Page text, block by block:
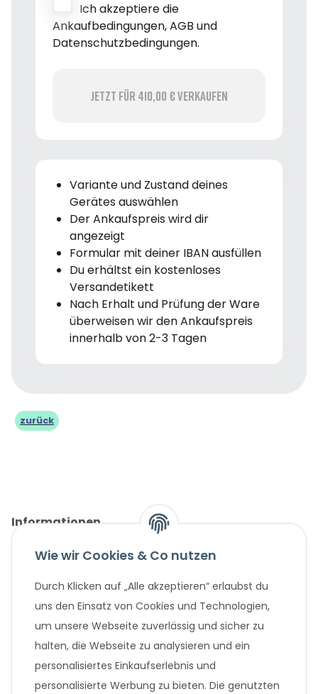
Ich akzeptiere die
Ankaufbedingungen, AGB und
Datenschutzbedingungen.
Jetzt für 410,00 € verkaufen
Variante und Zustand deines
Gerätes auswählen
Der Ankaufspreis wird dir
angezeigt
Formular mit deiner IBAN ausfüllen
Du erhältst ein kostenloses
Versandetikett
Nach Erhalt und Prüfung der Ware
überweisen wir den Ankaufspreis
innerhalb von 2-3 Tagen
zurück
Informationen
Gesetzliche Informationen
Unternehmen
Beliebte Angebote
Wie wir Cookies & Co nutzen
Durch Klicken auf „Alle akzeptieren“ erlaubst du
uns den Einsatz von Cookies und Technologien,
um unsere Webseite zuverlässig und sicher zu
halten, die Webseite zu analysieren und ein
personalisiertes Einkaufserlebnis und
personalisierte Werbung zu bieten. Die genutzten